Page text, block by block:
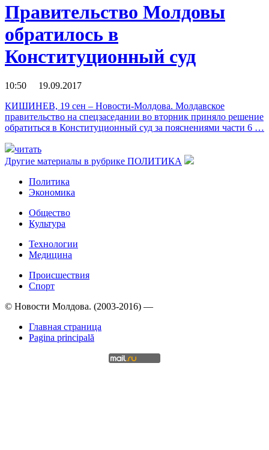
Правительство Молдовы
обратилось в
Конституционный суд
10:50 19.09.2017
КИШИНЕВ, 19 сен – Новости-Молдова. Молдавское
правительство на спецзаседании во вторник приняло решение
обратиться в Конституционный суд за пояснениями части 6 …
читать
Другие материалы в рубрике ПОЛИТИКА
Политика
Экономика
Общество
Культура
Технологии
Медицина
Происшествия
Спорт
© Новости Молдова. (2003-2016) —
Главная страница
Pagina principală